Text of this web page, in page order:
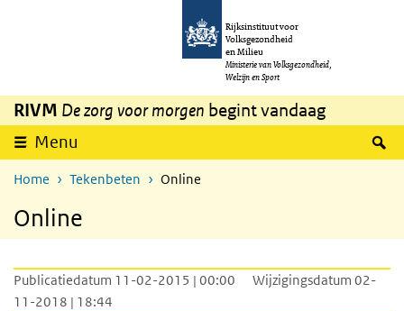
Overslaan en naar de inhoud gaan
Rijksinstituut voor
Volksgezondheid
en Milieu
Ministerie van Volksgezondheid,
Welzijn en Sport
RIVM De zorg voor morgen begint vandaag
Menu
Home Tekenbeten Online
Online
Publicatiedatum 11-02-2015 | 00:00
Wijzigingsdatum 02-
11-2018 | 18:44